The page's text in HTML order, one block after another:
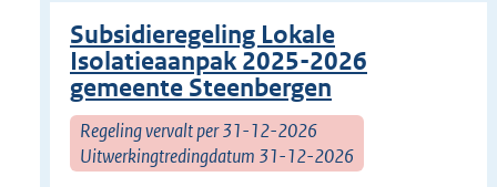
Subsidieregeling Lokale
Isolatieaanpak 2025-2026
gemeente Steenbergen
Regeling vervalt per 31-12-2026
Uitwerkingtredingdatum 31-12-2026